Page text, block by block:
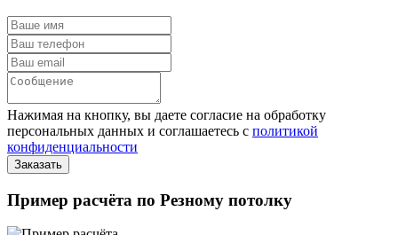
Нажимая на кнопку, вы даете согласие на обработку
персональных данных и соглашаетесь с политикой
конфиденциальности
Пример расчёта по Резному потолку